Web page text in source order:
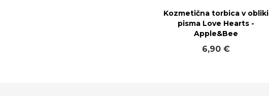
Kozmetična torbica v obliki
pisma Love Hearts -
Apple&Bee
6,90 €